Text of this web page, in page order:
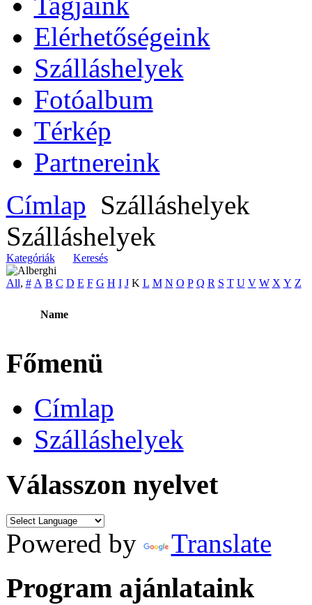
Elérhetőségeink
Szálláshelyek
Fotóalbum
Térkép
Partnereink
Címlap Szálláshelyek
Szálláshelyek
Kategóriák Keresés
All, # A B C D E F G H I JK L M N O P Q R S T U V W X Y Z
Name
Főmenü
Címlap
Szálláshelyek
Válasszon nyelvet
Powered by Translate
Program ajánlataink